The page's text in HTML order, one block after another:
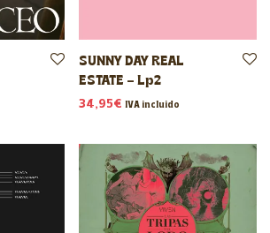
SUNNY DAY REAL
ESTATE – Lp2
34,95€ IVA incluido